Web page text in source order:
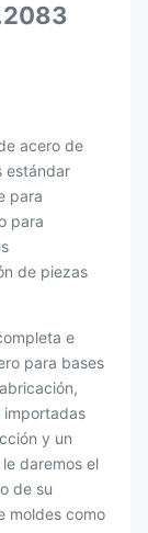
acero de
estándar
para
para
de piezas
e
para bases
importadas
y un
daremos el
de su
moldes como